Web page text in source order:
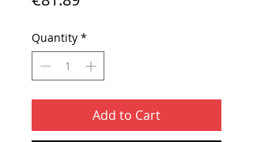
Quantity *
Add to Cart